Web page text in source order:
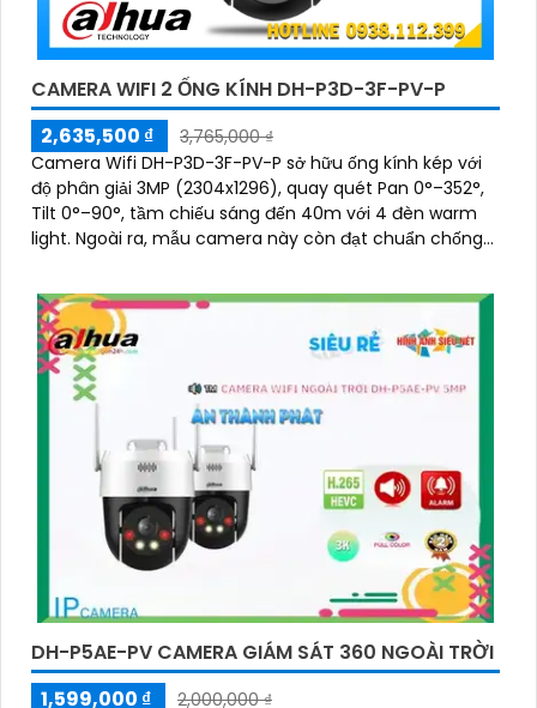
CAMERA WIFI 2 ỐNG KÍNH DH-P3D-3F-PV-P
2,635,500 ₫
3,765,000 ₫
Camera Wifi DH-P3D-3F-PV-P sở hữu ống kính kép với
độ phân giải 3MP (2304x1296), quay quét Pan 0°–352°,
Tilt 0°–90°, tầm chiếu sáng đến 40m với 4 đèn warm
light. Ngoài ra, mẫu camera này còn đạt chuẩn chống
DH-P5AE-PV CAMERA GIÁM SÁT 360 NGOÀI TRỜI
1,599,000 ₫
2,000,000 ₫